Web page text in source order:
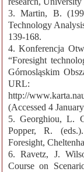
3. Martin, B.
Technology
139-168.
4. Konferencja
“Foresight
Górnosląskim
URL:
http://
(Accessed 4
5. Georghiou, L.
Popper, R.
Foresight,
6. Ravetz, J.
Course on